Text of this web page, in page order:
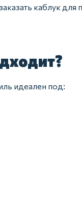
каблук
идеален под: